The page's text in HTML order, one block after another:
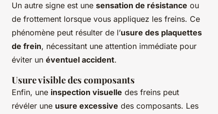
Un autre signe est une sensation de résistance ou
de frottement lorsque vous appliquez les freins. Ce
phénomène peut résulter de l’usure des plaquettes
de frein, nécessitant une attention immédiate pour
éviter un éventuel accident.
Usure visible des composants
Enfin, une inspection visuelle des freins peut
révéler une usure excessive des composants. Les